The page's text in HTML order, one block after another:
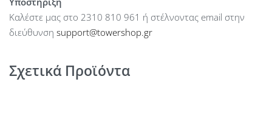
Καλέστε μας στο 2310 810 961 ή στέλνοντας email στην
διεύθυνση support@towershop.gr
Σχετικά Προϊόντα